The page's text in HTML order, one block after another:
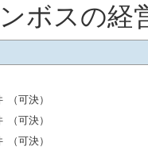
ボスの経
（可決）
（可決）
（可決）